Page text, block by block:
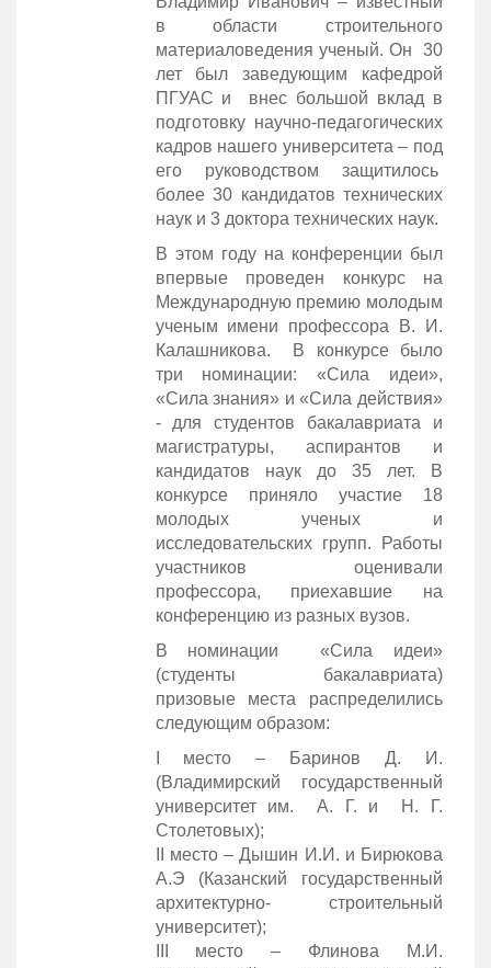
в области строительного
материаловедения ученый. Он 30
лет был заведующим кафедрой
ПГУАС и внес большой вклад в
подготовку научно-педагогических
кадров нашего университета – под
его руководством защитилось
более 30 кандидатов технических
наук и 3 доктора технических наук.
В этом году на конференции был
впервые проведен конкурс на
Международную премию молодым
ученым имени профессора В. И.
Калашникова. В конкурсе было
три номинации: «Сила идеи»,
«Сила знания» и «Сила действия»
- для студентов бакалавриата и
магистратуры, аспирантов и
кандидатов наук до 35 лет. В
конкурсе приняло участие 18
молодых ученых и
исследовательских групп. Работы
участников оценивали
профессора, приехавшие на
конференцию из разных вузов.
В номинации «Сила идеи»
(студенты бакалавриата)
призовые места распределились
следующим образом:
I место – Баринов Д. И.
(Владимирский государственный
университет им. А. Г. и Н. Г.
Столетовых);
II место – Дышин И.И. и Бирюкова
А.Э (Казанский государственный
архитектурно- строительный
университет);
III место – Флинова М.И.